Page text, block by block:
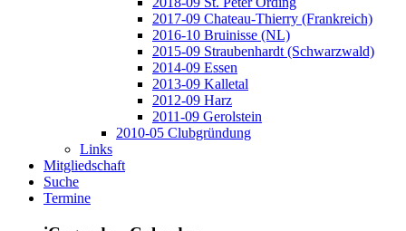
2017-09 Chateau-Thierry (Frankreich)
2016-10 Bruinisse (NL)
2015-09 Straubenhardt (Schwarzwald)
2014-09 Essen
2013-09 Kalletal
2012-09 Harz
2011-09 Gerolstein
2010-05 Clubgründung
Links
Mitgliedschaft
Suche
Termine